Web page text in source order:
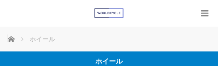
ホーム ホイール
ホイール